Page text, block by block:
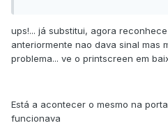
ups!... já substitui, agora
anteriormente nao dava sinal mas
problema... ve o printscreen em
Está a acontecer o mesmo na
funcionava